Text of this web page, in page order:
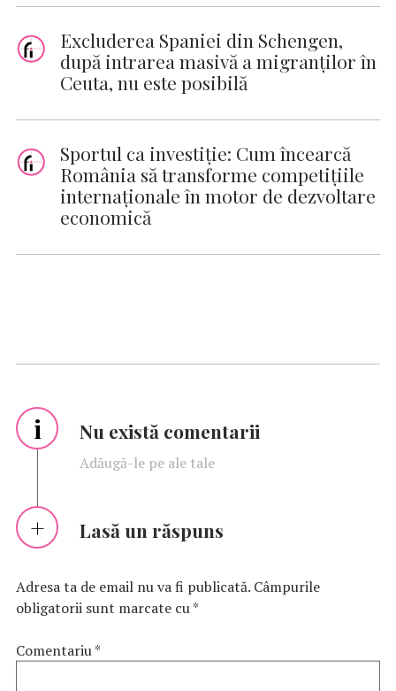
Excluderea Spaniei din Schengen,
după intrarea masivă a migranţilor în
Ceuta, nu este posibilă
Sportul ca investiție: Cum încearcă
România să transforme competițiile
internaționale în motor de dezvoltare
economică
i Nu există comentarii
Adăugă-le pe ale tale
Lasă un răspuns
Adresa ta de email nu va fi publicată. Câmpurile
obligatorii sunt marcate cu*
Comentariu*